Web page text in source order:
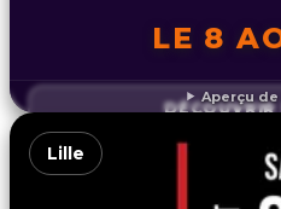
Aperçu
LE 8
Lille